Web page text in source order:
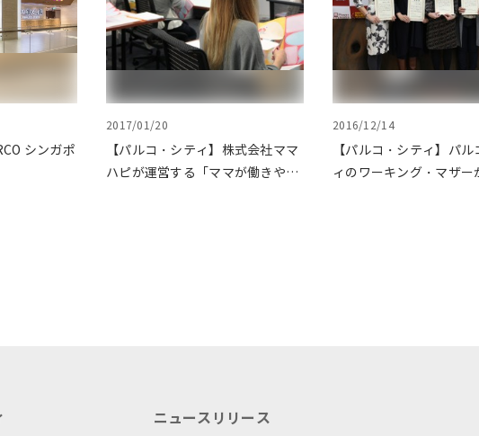
シンガポ
2017/01/20
【パルコ・シティ】株式会社ママ
ハピが運営する「ママが働きやす
2016/12/14
【パルコ・シティ】パ
ィのワーキング・マザー
ニュースリリース